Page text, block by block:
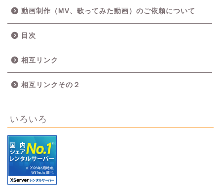
動画制作（MV、歌ってみた動画）のご依頼について
目次
相互リンク
相互リンクその２
いろいろ